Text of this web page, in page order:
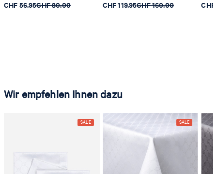
CHF 56.95CHF 80.00
CHF 119.95CHF 160.00
CHF
Wir empfehlen Ihnen dazu